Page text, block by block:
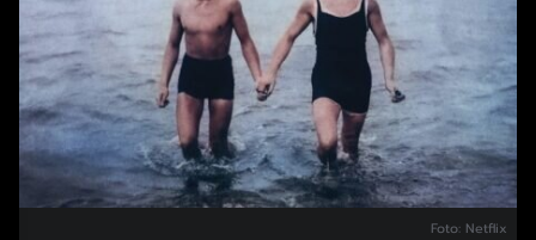
Foto: Netflix